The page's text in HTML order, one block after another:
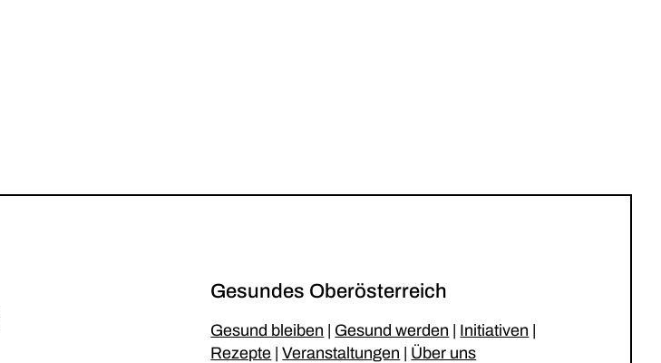
Gesundes Oberösterreich
Gesund bleiben Gesund werden Initiativen
Rezepte |Veranstaltungen Über uns